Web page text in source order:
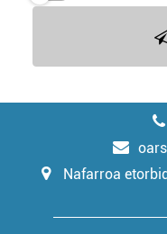
Nafarroa